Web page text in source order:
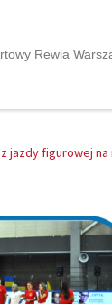
Rewia
jazdy figurowej